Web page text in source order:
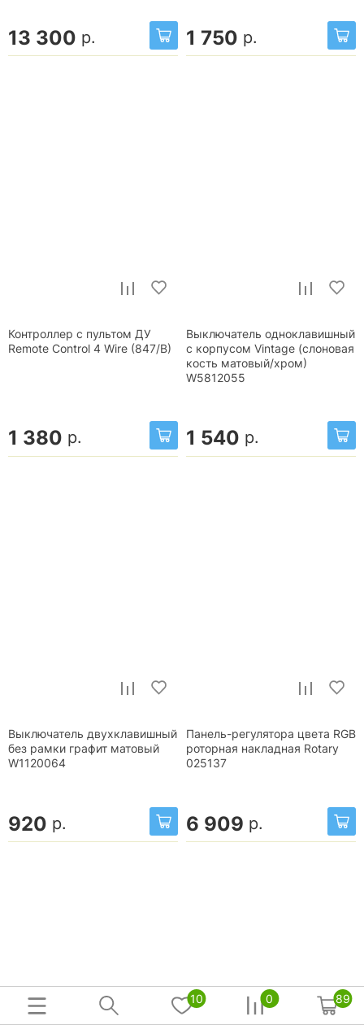
13 300 р. 1 750 р.
Контроллер с пультом ДУ
Remote Control 4 Wire (847/B)
1 380 р.
Выключатель одноклавишный
с корпусом Vintage (слоновая
кость матовый/хром)
W5812055
1 540 р.
Выключатель двухклавишный
без рамки графит матовый
W1120064
920 р.
Панель-регулятора цвета RGB
роторная накладная Rotary
025137
6 909 р.
10 0 89